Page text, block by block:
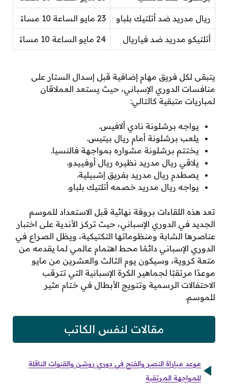
ريال مدريد ضد أتلتيك بلباو 23 مايو الساعة 10 مساءً
أتلتيكو مدريد ضد فياريال 24 مايو الساعة 10 مساءً
يتبقى لكل فريق مهام إضافية قبل إسدال الستار على
منافسات الدوري الإسباني، حيث يستعد العملاقان
لمباريات متبقية كالتالي:
يواجه برشلونة نادي ألافيس.
يلعب برشلونة أمام ريال بيتيس.
يختتم برشلونة مشواره بمواجهة فالنسيا.
يلاقي ريال مدريد نظيره ريال أوفييدو.
يصطدم ريال مدريد بفريق إشبيلية.
يواجه ريال مدريد خصمه أتلتيك بلباو.
تعد هذه اللقاءات بروفة نهائية قبل الاستعداد للموسم
الجديد في الدوري الإسباني، حيث تركز الأندية على اختبار
عناصرها الشابة ومنظوماتها التكتيكية، ويظل الصراع في
الدوري الإسباني دائمًا محط اهتمام عالمي لما يقدمه من
متعة كروية، وسيكون يوم الثالث والعشرين من مايو
موعدًا مرتقبًا لجماهير الكرة الإسبانية التي تترقب
الاحتفالات الرسمية وتتويج الأبطال في ختام مثير
للموسم.
مقالات لنفس الكاتب
موعد مباراة النصر والفتح في دوري روشن والقنوات الناقلة
للمواجهة المرتقبة